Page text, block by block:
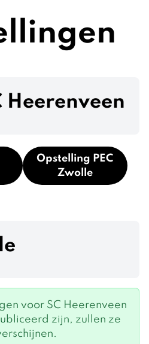
Heerenveen
Opstelling PEC
Zwolle
voor SC Heerenveen
zijn, zullen ze